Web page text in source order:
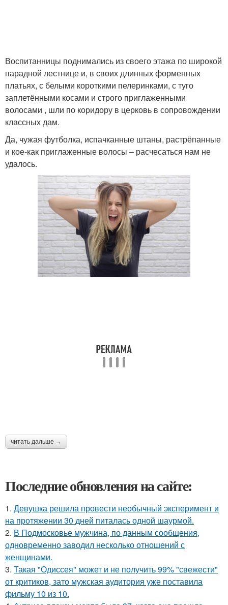
Воспитанницы поднимались из своего этажа по широкой
парадной лестнице и, в своих длинных форменных
платьях, с белыми короткими пелеринками, с туго
заплетёнными косами и строго приглаженными
волосами , шли по коридору в церковь в сопровождении
классных дам.
Да, чужая футболка, испачканные штаны, растрёпанные
и кое-как приглаженные волосы – расчесаться нам не
удалось.
читать дальше →
Последние обновления на сайте:
1. Девушка решила провести необычный эксперимент и
на протяжении 30 дней питалась одной шаурмой.
2. В Подмосковье мужчина, по данным сообщения,
одновременно заводил несколько отношений с
женщинами.
3. Такая "Одиссея" может и не получить 99% "свежести"
от критиков, зато мужская аудитория уже поставила
фильму 10 из 10.